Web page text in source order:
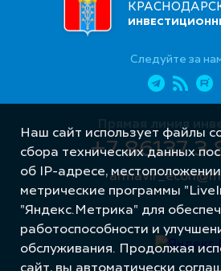
Следуйте за
Прямая линия
+7 86137 3
Наш сайт использует файлы
сбора технических данных
об IP-адресе,
метрические программы
"Яндекс.Метрика" для
работоспособности и
обслуживания. Продолжая